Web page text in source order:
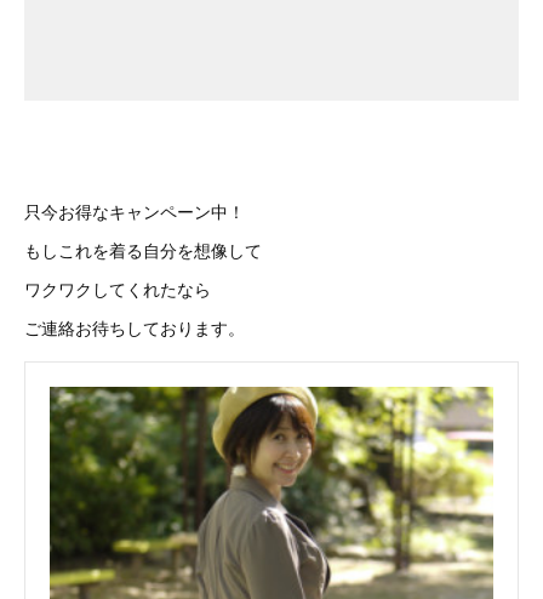
只今お得なキャンペーン中！
もしこれを着る自分を想像して
ワクワクしてくれたなら
ご連絡お待ちしております。